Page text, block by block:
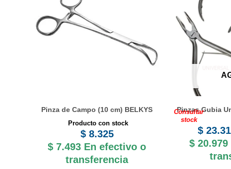
Pinza de Campo (10 cm) BELKYS
Producto con stock
$8.325
$ 7.493 En efectivo o
transferencia
Pinzas Gubia
Consultar
stock
$
$20.979